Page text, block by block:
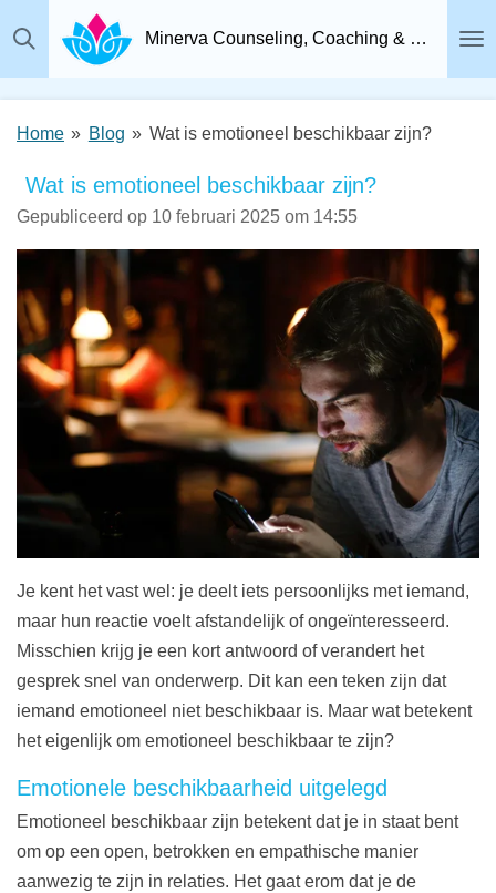
Ga
direct
hoofdinhoud
Minerva Counseling, Coaching & Relatietherapie, Psychosociaal Therapeut Breda
Home » Blog » Wat is emotioneel beschikbaar zijn?
Wat is emotioneel beschikbaar zijn?
Gepubliceerd op 10 februari 2025 om 14:55
Je kent het vast wel: je deelt iets persoonlijks met iemand,
maar hun reactie voelt afstandelijk of ongeïnteresseerd.
Misschien krijg je een kort antwoord of verandert het
gesprek snel van onderwerp. Dit kan een teken zijn dat
iemand emotioneel niet beschikbaar is. Maar wat betekent
het eigenlijk om emotioneel beschikbaar te zijn?
Emotionele beschikbaarheid uitgelegd
Emotioneel beschikbaar zijn betekent dat je in staat bent
om op een open, betrokken en empathische manier
aanwezig te zijn in relaties. Het gaat erom dat je de